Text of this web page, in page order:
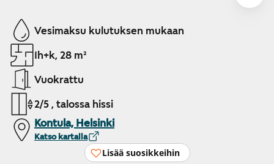
Näytetään dia 1 / 7
Vesimaksu kulutuksen mukaan
1h+k, 28 m²
Vuokrattu
2/5 , talossa hissi
Kontula, Helsinki
Katso kartalla
Lisää suosikkeihin